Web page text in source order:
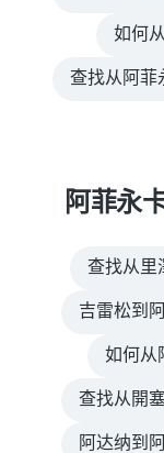
如何
查找从阿菲
阿菲永
查找从里
吉雷松到
如何从
查找从開
阿达纳到